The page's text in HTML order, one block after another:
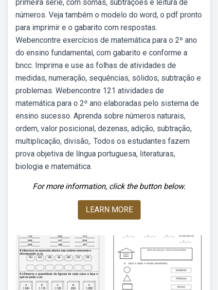
primeira série, com somas, subtrações e leitura de
números. Veja também o modelo do word, o pdf pronto
para imprimir e o gabarito com respostas.
Webencontre exercícios de matemática para o 2º ano
do ensino fundamental, com gabarito e conforme a
bncc. Imprima e use as folhas de atividades de
medidas, numeração, sequências, sólidos, subtração e
problemas. Webencontre 121 atividades de
matemática para o 2º ano elaboradas pelo sistema de
ensino sucesso. Aprenda sobre números naturais,
ordem, valor posicional, dezenas, adição, subtração,
multiplicação, divisão,. Todos os estudantes fazem
prova objetiva de língua portuguesa, literaturas,
biologia e matemática.
For more information, click the button below.
LEARN MORE